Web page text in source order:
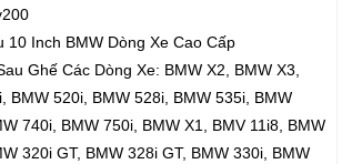
10 Inch BMW Dòng Xe Cao Cấp
Ghế Các Dòng Xe: BMW X2, BMW X3,
BMW 520i, BMW 528i, BMW 535i, BMW
740i, BMW 750i, BMW X1, BMV 11i8, BMW
320i GT, BMW 328i GT, BMW 330i, BMW